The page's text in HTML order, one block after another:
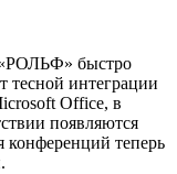
быстро
тесной интеграции
Office, в
появляются
конференций теперь